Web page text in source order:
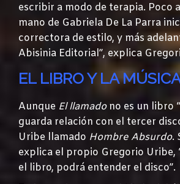
escribir a modo de terapia. Poco
mano de Gabriela De La Parra
correctora de estilo, y más
Abisinia Editorial”, explica
EL LIBRO Y LA
Aunque El llamadono es un libro
guarda relación con el tercer
Uribe llamado Hombre Absurdo.
explica el propio Gregorio Uribe,
el libro, podrá entender el disco”.